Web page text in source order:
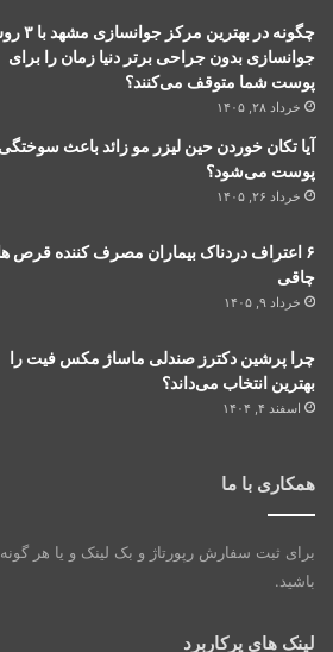
چگونه در بهترین مرکز
جوانسازی بدون جراحی برتر دنیا زمان را برای
پوست شما متوقف می‌کنند؟
خرداد ۲۸, ۱۴۰۵
آیا تکان خوردن حین لیزر مو زائد باعث سوختگی
پوست می‌شود؟
خرداد ۲۶, ۱۴۰۵
۶ اعتراف دردناک بیماران مصرف کننده قرص
چاقی
خرداد ۹, ۱۴۰۵
چرا پرشین دکترز صندلی ماساژ مکس فیت را
بهترین انتخاب می‌داند؟
اسفند ۴, ۱۴۰۴
همکاری با ما
برای ثبت سفارش رپورتاژ و بک لینک و یا هر گونه
باشید.
لینک های پرکاربرد